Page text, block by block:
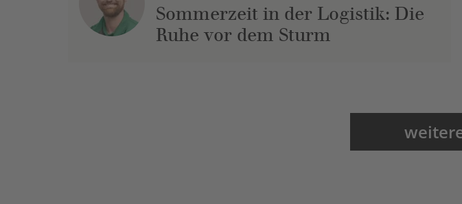
Sommerzeit in der Logistik: Die
Ruhe vor dem Sturm